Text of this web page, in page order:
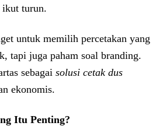
ikut turun.
untuk memilih percetakan yang
tapi juga paham soal branding.
sebagai solusi cetak dus
ekonomis.
Itu Penting?